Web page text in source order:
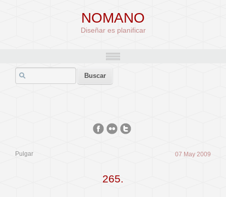
NOMANO
Diseñar es planificar
Pulgar 07 May 2009
265.